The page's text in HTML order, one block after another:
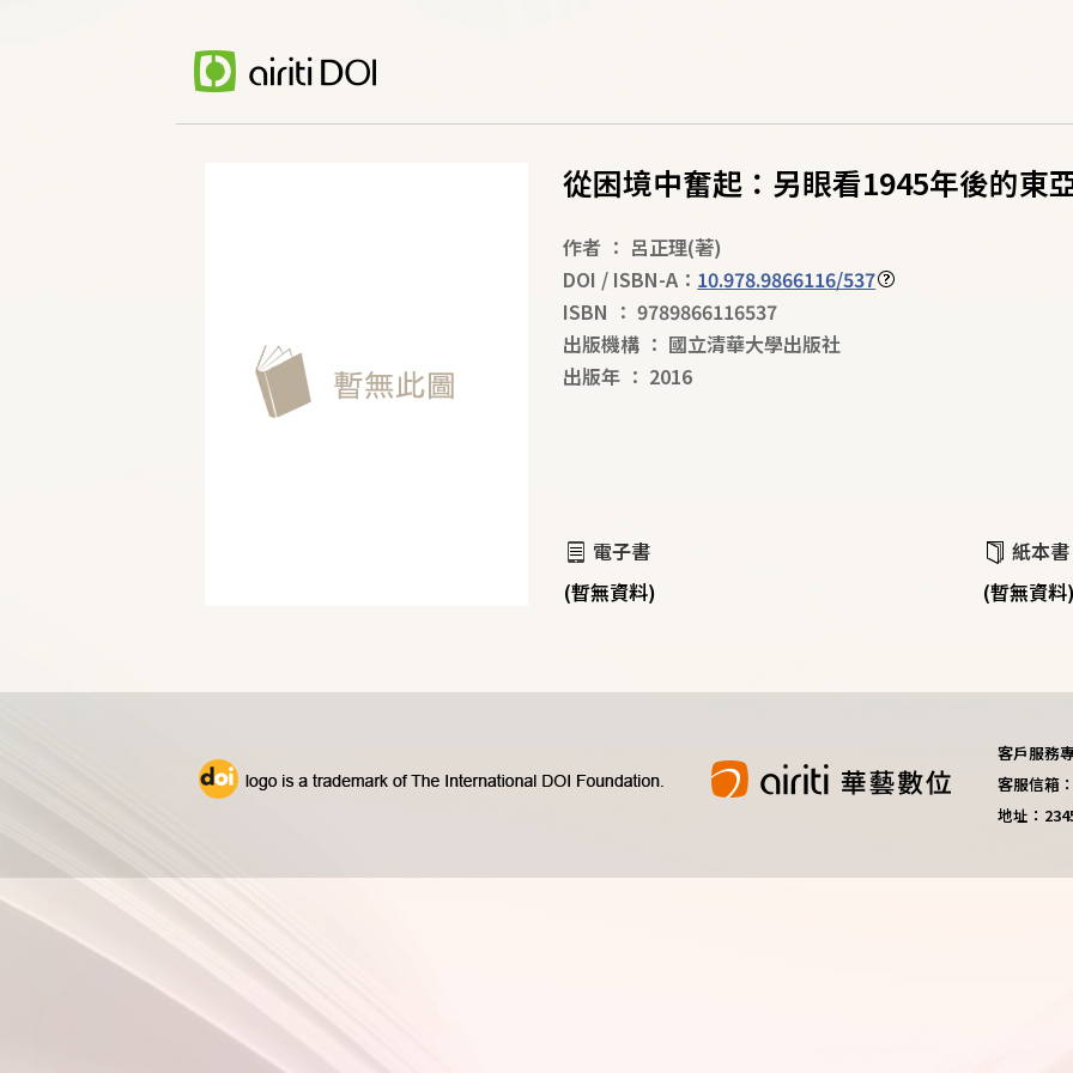
從困境中奮起：另眼看1945年後的東
作者 ： 呂正理(著)
DOI / ISBN-A： 10.978.9866116/537
ISBN ： 9789866116537
出版機構 ： 國立清華大學出版社
出版年 ： 2016
電子書
(暫無資料)
紙本書
(暫無資
客戶服務
客服信箱
地址：